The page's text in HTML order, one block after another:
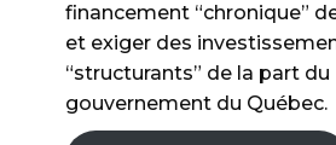
financement “chronique”
et exiger des
“structurants” de la part du
gouvernement du Québec.